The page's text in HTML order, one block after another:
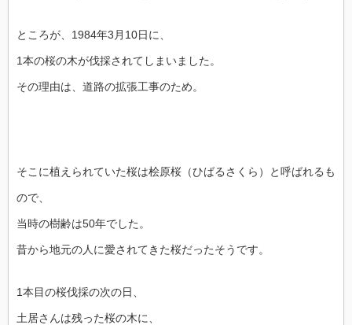
ところが、1984年3月10日に、
1本の桜の木が伐採されてしまいました。
その理由は、道路の拡張工事のため。
そこに植えられていた桜は桧原桜（ひばるさくら）と呼ばれるも
ので、
当時の樹齢は50年でした。
昔から地元の人に愛されてきた桜だったそうです。
1本目の桜伐採の次の日、
土居さんは残った桜の木に、